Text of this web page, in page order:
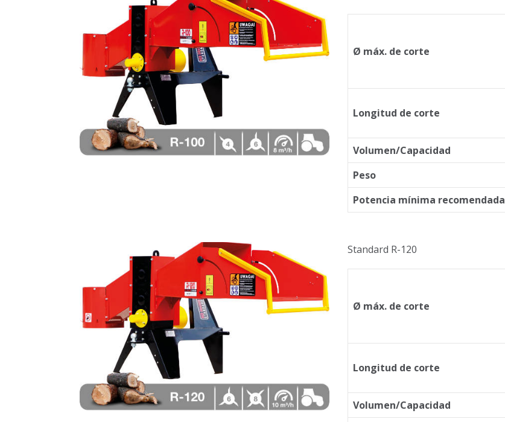
Ø máx. de corte
Longitud de corte
Volumen/Capacidad
Peso
Potencia mínima recomendada
Standard R-120
Ø máx. de corte
Longitud de corte
Volumen/Capacidad